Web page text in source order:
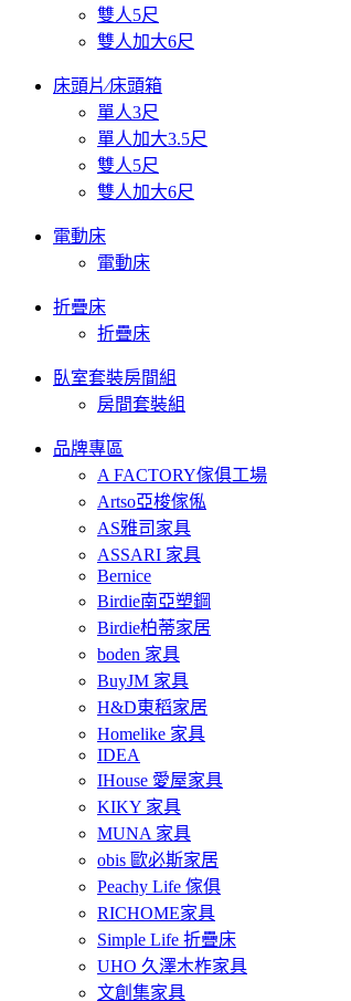
雙人5尺
雙人加大6尺
床頭片∕床頭箱
單人3尺
單人加大3.5尺
雙人5尺
雙人加大6尺
電動床
電動床
折疊床
折疊床
臥室套裝房間組
房間套裝組
品牌專區
A FACTORY傢俱工場
Artso亞梭傢俬
AS雅司家具
ASSARI 家具
Bernice
Birdie南亞塑鋼
Birdie柏蒂家居
boden 家具
BuyJM 家具
H&D東稻家居
Homelike 家具
IDEA
IHouse 愛屋家具
KIKY 家具
MUNA 家具
obis 歐必斯家居
Peachy Life 傢俱
RICHOME家具
Simple Life 折疊床
UHO 久澤木柞家具
文創集家具